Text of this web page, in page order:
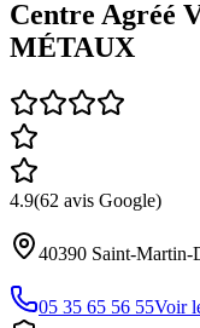
Centre Agréé
MÉTAUX
4.9(62 avis Google)
40390 Saint-Martin-
05 35 65 56 55Voir